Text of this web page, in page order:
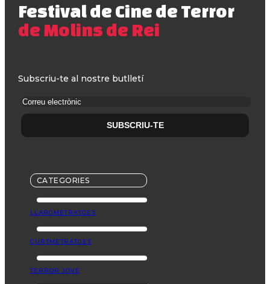
Festival de Cine de Terror
de Molins de Rei
Subscriu-te al nostre butlletí
CATEGORIES
LLARGMETRATGES
CURTMETRATGES
TERROR JOVE